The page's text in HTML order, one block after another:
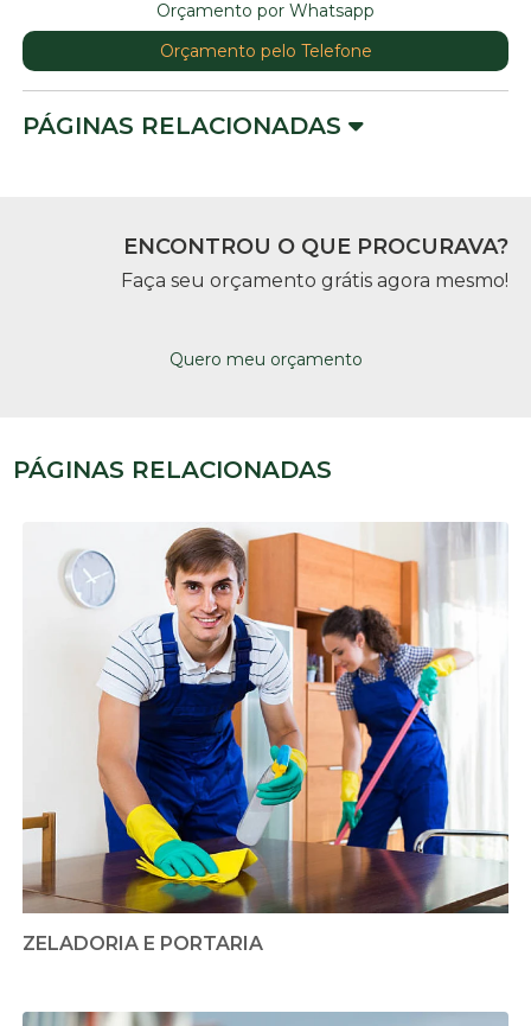
Orçamento por Whatsapp
Orçamento pelo Telefone
PÁGINAS RELACIONADAS
ENCONTROU O QUE PROCURAVA?
Faça seu orçamento grátis agora mesmo!
Quero meu orçamento
PÁGINAS RELACIONADAS
ZELADORIA E PORTARIA